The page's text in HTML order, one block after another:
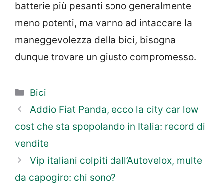
batterie più pesanti sono generalmente
meno potenti, ma vanno ad intaccare la
maneggevolezza della bici, bisogna
dunque trovare un giusto compromesso.
Categorie
Bici
Addio Fiat Panda, ecco la city car low
cost che sta spopolando in Italia: record di
vendite
Vip italiani colpiti dall’Autovelox, multe
da capogiro: chi sono?